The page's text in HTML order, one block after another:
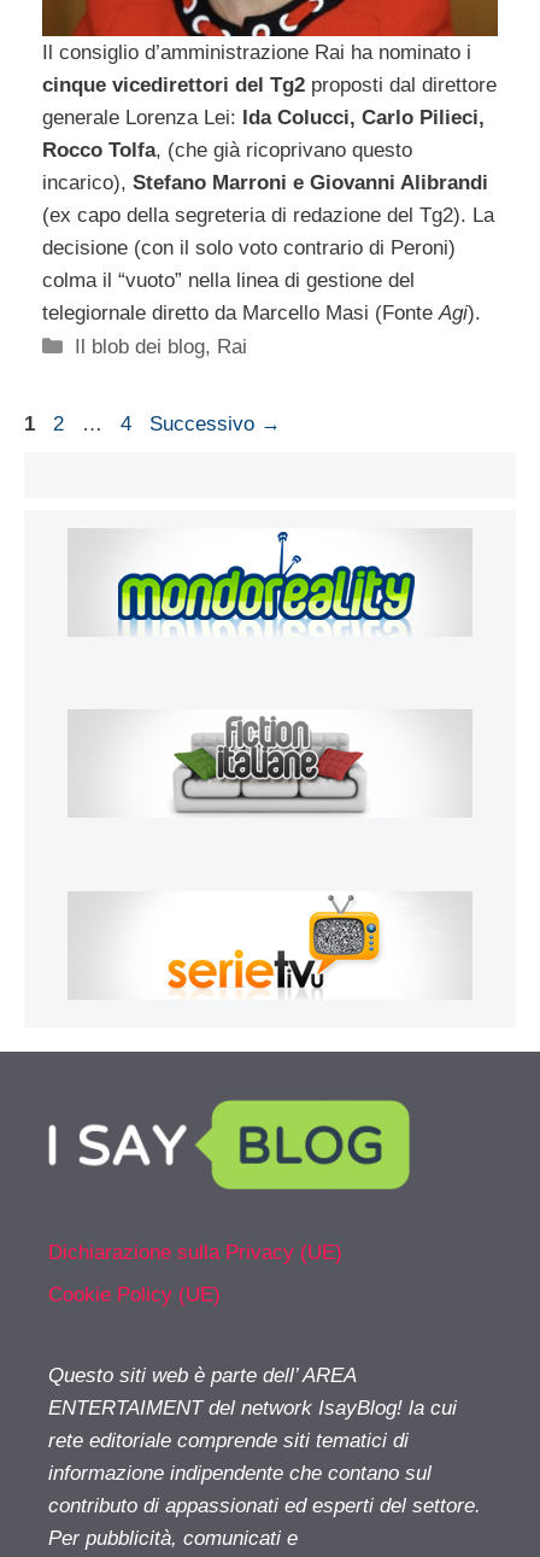
Il consiglio d’amministrazione Rai ha nominato i
cinque vicedirettori del Tg2 proposti dal direttore
generale Lorenza Lei: Ida Colucci, Carlo Pilieci,
Rocco Tolfa, (che già ricoprivano questo
incarico), Stefano Marroni e Giovanni Alibrandi
(ex capo della segreteria di redazione del Tg2). La
decisione (con il solo voto contrario di Peroni)
colma il “vuoto” nella linea di gestione del
telegiornale diretto da Marcello Masi (Fonte Agi).
Categorie
Il blob dei blog, Rai
Pagina
1 Pagina
2 … Pagina
4 Successivo →
Dichiarazione sulla Privacy (UE)
Cookie Policy (UE)
Questo siti web è parte dell’ AREA
ENTERTAIMENT del network IsayBlog! la cui
rete editoriale comprende siti tematici di
informazione indipendente che contano sul
contributo di appassionati ed esperti del settore.
Per pubblicità, comunicati e